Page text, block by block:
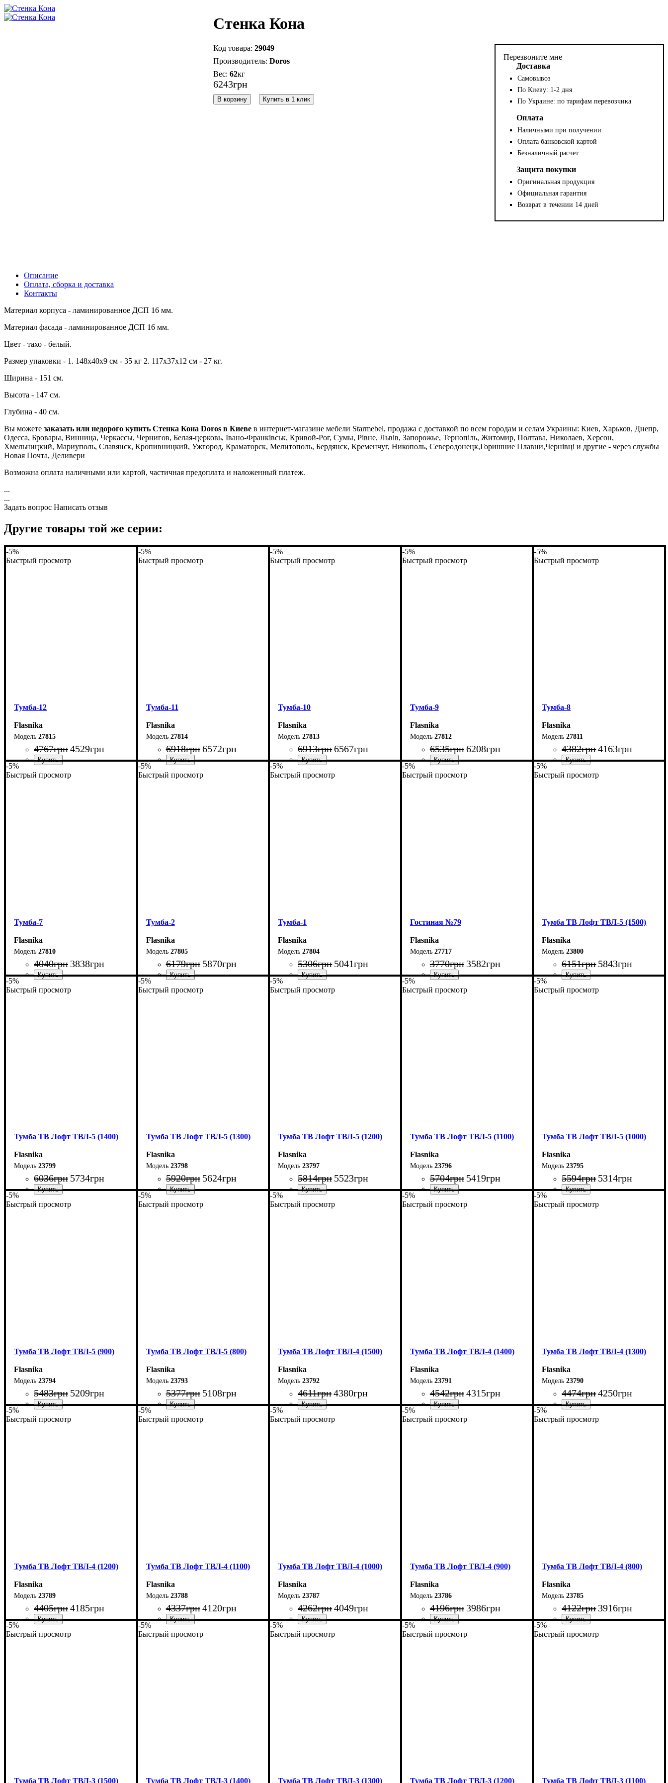
Стенка Кона
29049
Doros
62кг
6243грн
В корзину Купить в 1 клик
Перезвоните мне
Доставка
Самовывоз
По Киеву: 1-2 дня
По Украине: по тарифам перевозчика
Оплата
Наличными при получении
Оплата банковской картой
Безналичный расчет
Защита покупки
Оригинальная продукция
Официальная гарантия
Возврат в течении 14 дней
Описание
Оплата, сборка и доставка
Контакты
Материал корпуса - ламинированное ДСП 16 мм.
Материал фасада - ламинированное ДСП 16 мм.
Цвет - тахо - белый.
Размер упаковки - 1. 148х40х9 см - 35 кг 2. 117х37х12 см - 27 кг.
Ширина - 151 см.
Высота - 147 см.
Глубина - 40 см.
Вы можете заказать или недорого купить Стенка Кона Doros в Киеве в интернет-магазине мебели Starmebel, продажа с доставкой по всем городам и селам Украины: Киев, Харьков, Днепр,
Одесса, Бровары, Винница, Черкассы, Чернигов, Белая-церковь, Івано-Франківськ, Кривой-Рог, Сумы, Рівне, Львів, Запорожье, Тернопіль, Житомир, Полтава, Николаев, Херсон,
Хмельницкий, Мариуполь, Славянск, Кропивницкий, Ужгород, Краматорск, Мелитополь, Бердянск, Кременчуг, Никополь, Северодонецк,Горишние Плавни,Чернівці и другие - через службы
Новая Почта, Деливери
Возможна оплата наличными или картой, частичная предоплата и наложенный платеж.
...
...
Задать вопрос Написать отзыв
Другие товары той же серии:
-5%
Быстрый просмотр
Тумба-12
Flasnika
27815
4767грн4529грн
-5%
Быстрый просмотр
Тумба-11
Flasnika
27814
6918грн 6572грн
-5%
Быстрый просмотр
Тумба-10
Flasnika
27813
6913грн6567грн
-5%
Быстрый просмотр
Тумба-9
Flasnika
27812
6535грн6208грн
-5%
Быстрый просмотр
Тумба-8
Flasnika
27811
4382грн4163грн
-5%
Быстрый просмотр
Тумба-7
Flasnika
27810
4040грн 3838грн
-5%
Быстрый просмотр
Тумба-2
Flasnika
27805
6179грн 5870грн
-5%
Быстрый просмотр
Тумба-1
Flasnika
27804
5306грн 5041грн
-5%
Быстрый просмотр
Гостиная №79
Flasnika
27717
3770грн 3582грн
-5%
Быстрый просмотр
Тумба ТВ Лофт ТВЛ-5 (1500)
Flasnika
23800
6151грн 5843грн
-5%
Быстрый просмотр
Тумба ТВ Лофт ТВЛ-5 (1400)
Flasnika
23799
6036грн 5734грн
-5%
Быстрый просмотр
Тумба ТВ Лофт ТВЛ-5 (1300)
Flasnika
23798
5920грн 5624грн
-5%
Быстрый просмотр
Тумба ТВ Лофт ТВЛ-5 (1200)
Flasnika
23797
5814грн 5523грн
-5%
Быстрый просмотр
Тумба ТВ Лофт ТВЛ-5 (1100)
Flasnika
23796
5704грн 5419грн
-5%
Быстрый просмотр
Тумба ТВ Лофт ТВЛ-5 (1000)
Flasnika
23795
5594грн 5314грн
-5%
Быстрый просмотр
Тумба ТВ Лофт ТВЛ-5 (900)
Flasnika
23794
5483грн 5209грн
-5%
Быстрый просмотр
Тумба ТВ Лофт ТВЛ-5 (800)
Flasnika
23793
5377грн 5108грн
-5%
Быстрый просмотр
Тумба ТВ Лофт ТВЛ-4 (1500)
Flasnika
23792
4611грн4380грн
-5%
Быстрый просмотр
Тумба ТВ Лофт ТВЛ-4 (1400)
Flasnika
23791
4542грн4315грн
-5%
Быстрый просмотр
Тумба ТВ Лофт ТВЛ-4 (1300)
Flasnika
23790
4474грн4250грн
-5%
Быстрый просмотр
Тумба ТВ Лофт ТВЛ-4 (1200)
Flasnika
23789
4405грн4185грн
-5%
Быстрый просмотр
Тумба ТВ Лофт ТВЛ-4 (1100)
Flasnika
23788
4337грн 4120грн
-5%
Быстрый просмотр
Тумба ТВ Лофт ТВЛ-4 (1000)
Flasnika
23787
4262грн4049грн
-5%
Быстрый просмотр
Тумба ТВ Лофт ТВЛ-4 (900)
Flasnika
23786
4196грн 3986грн
-5%
Быстрый просмотр
Тумба ТВ Лофт ТВЛ-4 (800)
Flasnika
23785
4122грн 3916грн
-5%
Быстрый просмотр
Тумба ТВ Лофт ТВЛ-3 (1500)
-5%
Быстрый просмотр
Тумба ТВ Лофт ТВЛ-3 (1400)
-5%
Быстрый просмотр
Тумба ТВ Лофт ТВЛ-3 (1300)
-5%
Быстрый просмотр
Тумба ТВ Лофт ТВЛ-3 (1200)
-5%
Быстрый просмотр
Тумба ТВ Лофт ТВЛ-3 (1100)